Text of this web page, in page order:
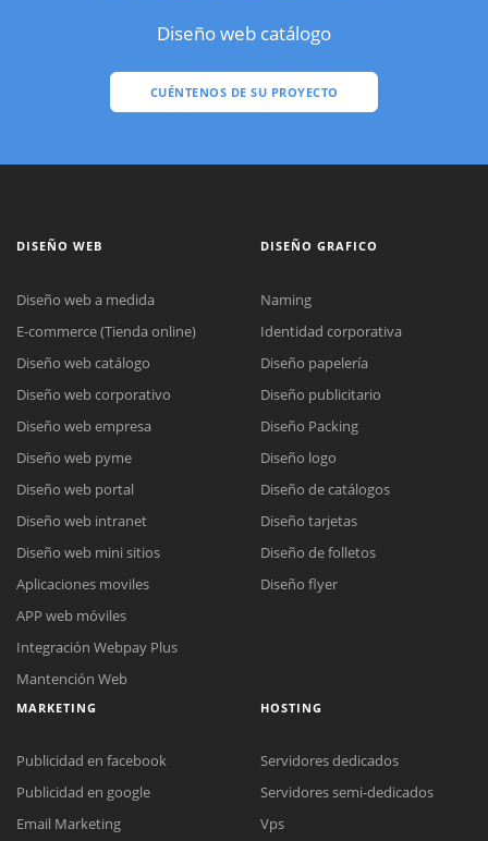
Diseño web catálogo
CUÉNTENOS DE SU PROYECTO
Reunión online
DISEÑO WEB
Diseño web a medida
E-commerce (Tienda online)
Diseño web catálogo
Diseño web corporativo
Diseño web empresa
Diseño web pyme
Diseño web portal
Diseño web intranet
Diseño web mini sitios
Aplicaciones moviles
APP web móviles
Integración Webpay Plus
Mantención Web
DISEÑO GRAFICO
Naming
Identidad corporativa
Diseño papelería
Diseño publicitario
Diseño Packing
Diseño logo
Diseño de catálogos
Diseño tarjetas
Diseño de folletos
Diseño flyer
MARKETING
Publicidad en facebook
Publicidad en google
Email Marketing
HOSTING
Servidores dedicados
Servidores semi-dedicados
Vps